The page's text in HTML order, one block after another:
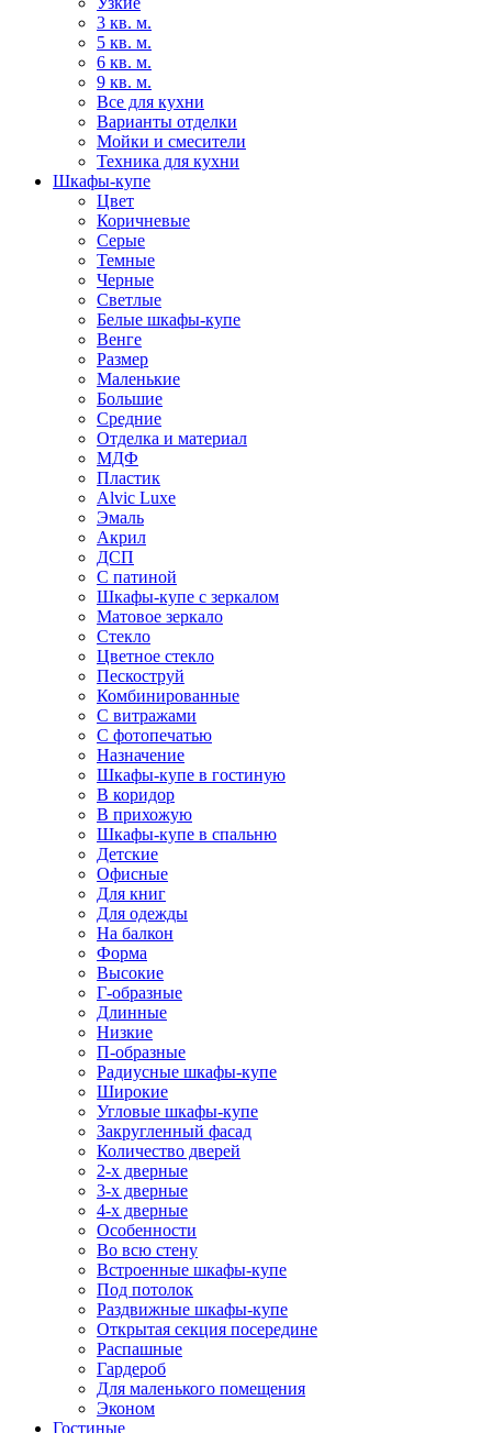
3 кв. м.
5 кв. м.
6 кв. м.
9 кв. м.
Все для кухни
Варианты отделки
Мойки и смесители
Техника для кухни
Шкафы-купе
Цвет
Коричневые
Серые
Темные
Черные
Светлые
Белые шкафы-купе
Венге
Размер
Маленькие
Большие
Средние
Отделка и материал
МДФ
Пластик
Alvic Luxe
Эмаль
Акрил
ДСП
С патиной
Шкафы-купе с зеркалом
Матовое зеркало
Стекло
Цветное стекло
Пескоструй
Комбинированные
С витражами
С фотопечатью
Назначение
Шкафы-купе в гостиную
В коридор
В прихожую
Шкафы-купе в спальню
Детские
Офисные
Для книг
Для одежды
На балкон
Форма
Высокие
Г-образные
Длинные
Низкие
П-образные
Радиусные шкафы-купе
Широкие
Угловые шкафы-купе
Закругленный фасад
Количество дверей
2-х дверные
3-х дверные
4-х дверные
Особенности
Во всю стену
Встроенные шкафы-купе
Под потолок
Раздвижные шкафы-купе
Открытая секция посередине
Распашные
Гардероб
Для маленького помещения
Эконом
Гостиные